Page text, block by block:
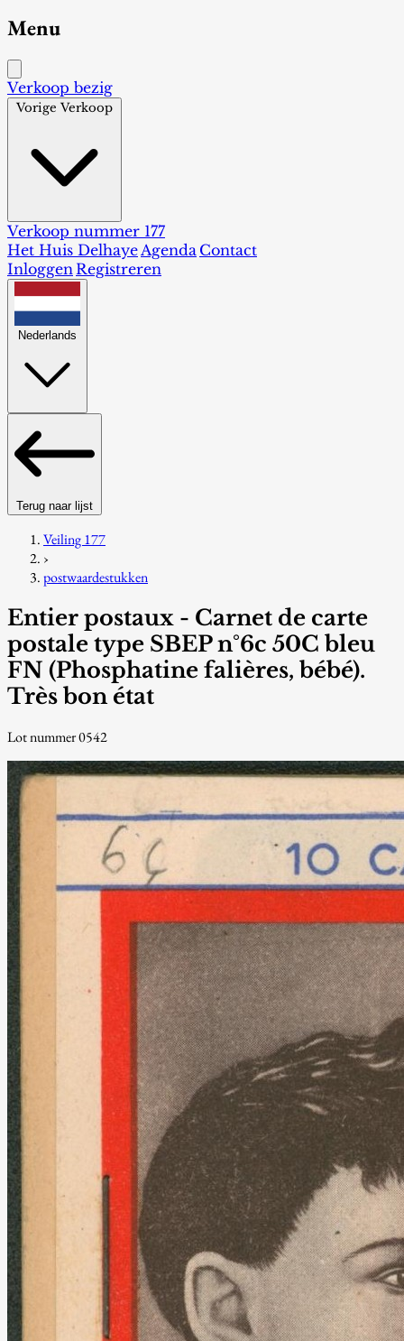
Menu
Verkoop bezig
Vorige Verkoop
Verkoop nummer 177
Het Huis DelhayeAgenda Contact
InloggenRegistreren
Nederlands
Terug naar lijst
Veiling 177
›
postwaardestukken
Entier postaux - Carnet de carte
postale type SBEP n°6c 50C bleu
FN (Phosphatine falières, bébé).
Très bon état
Lot nummer 0542